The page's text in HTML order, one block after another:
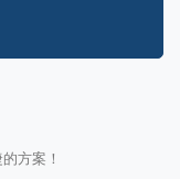
方案！